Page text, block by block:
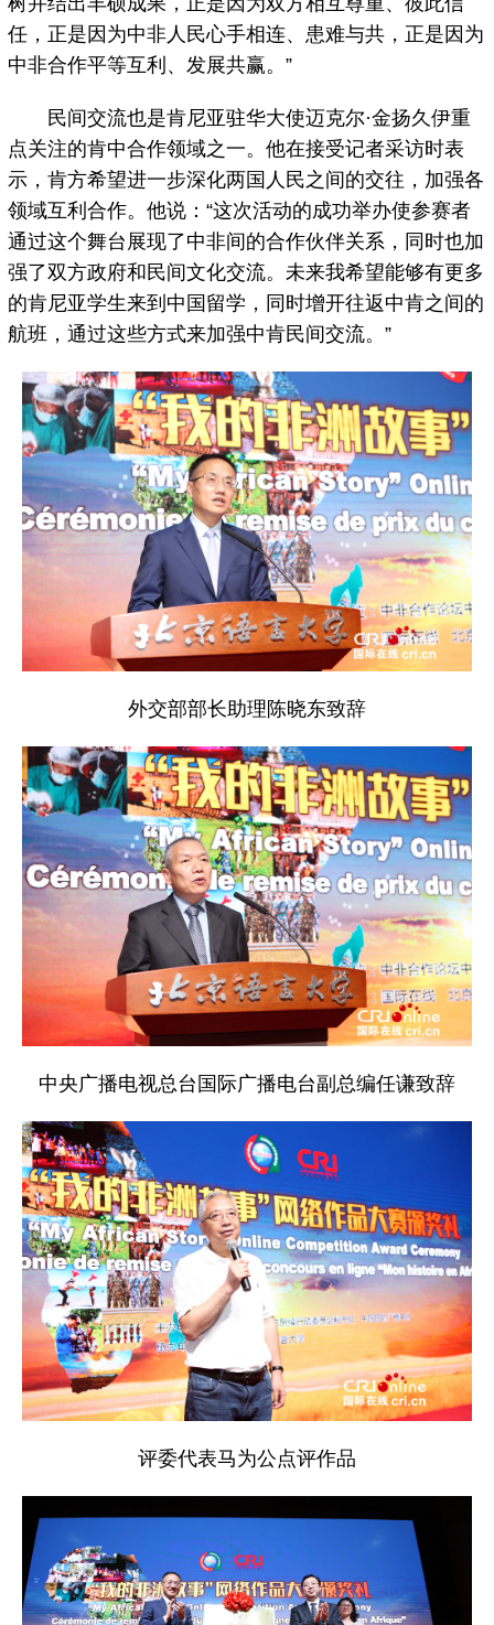
任，正是因为中非人民心手相连、患难与共，正是因为
中非合作平等互利、发展共赢。”
民间交流也是肯尼亚驻华大使迈克尔·金扬久伊重
点关注的肯中合作领域之一。他在接受记者采访时表
示，肯方希望进一步深化两国人民之间的交往，加强各
领域互利合作。他说：“这次活动的成功举办使参赛者
通过这个舞台展现了中非间的合作伙伴关系，同时也加
强了双方政府和民间文化交流。未来我希望能够有更多
的肯尼亚学生来到中国留学，同时增开往返中肯之间的
航班，通过这些方式来加强中肯民间交流。”
外交部部长助理陈晓东致辞
中央广播电视总台国际广播电台副总编任谦致辞
评委代表马为公点评作品